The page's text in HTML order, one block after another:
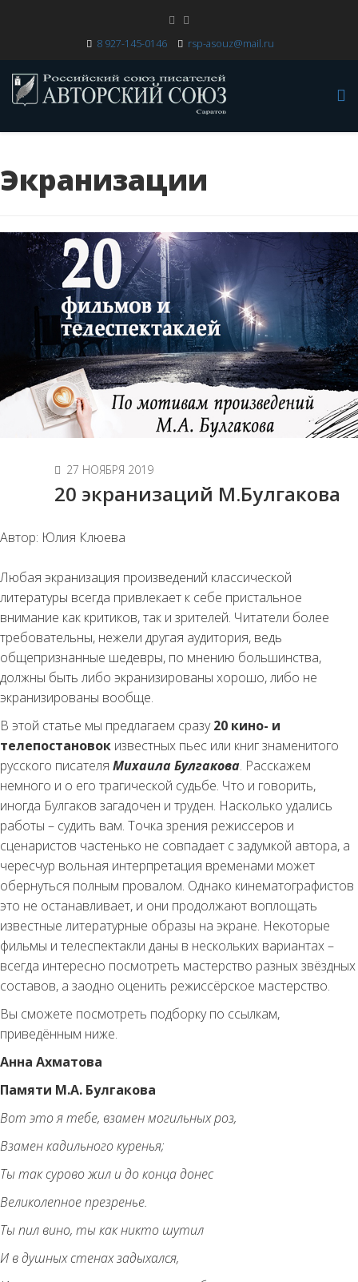
8 927-145-0146 rsp-asouz@mail.ru
Экранизации
27 НОЯБРЯ 2019
20 экранизаций М.Булгакова
Автор: Юлия Клюева
Любая экранизация произведений классической
литературы всегда привлекает к себе пристальное
внимание как критиков, так и зрителей. Читатели более
требовательны, нежели другая аудитория, ведь
общепризнанные шедевры, по мнению большинства,
должны быть либо экранизированы хорошо, либо не
экранизированы вообще.
В этой статье мы предлагаем сразу20 кино- и
телепостановок известных пьес или книг знаменитого
русского писателя Михаила Булгакова. Расскажем
немного и о его трагической судьбе. Что и говорить,
иногда Булгаков загадочен и труден. Насколько удались
работы – судить вам. Точка зрения режиссеров и
сценаристов частенько не совпадает с задумкой автора, а
чересчур вольная интерпретация временами может
обернуться полным провалом. Однако кинематографистов
это не останавливает, и они продолжают воплощать
известные литературные образы на экране. Некоторые
фильмы и телеспектакли даны в нескольких вариантах –
всегда интересно посмотреть мастерство разных звёздных
составов, а заодно оценить режиссёрское мастерство.
Вы сможете посмотреть подборку по ссылкам,
приведённым ниже.
Анна Ахматова
Памяти М.А. Булгакова
Вот это я тебе, взамен могильных роз,
Взамен кадильного куренья;
Ты так сурово жил и до конца донес
Великолепное презренье.
Ты пил вино, ты как никто шутил
И в душных стенах задыхался,